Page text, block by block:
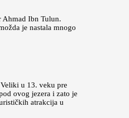
Ahmad Ibn Tulun.
je nastala mnogo
u 13. veku pre
ovog jezera i zato je
atrakcija u